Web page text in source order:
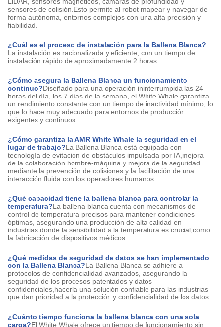
LiDAR, sensores magnéticos, cámaras de profundidad y
sensores de colisión.Esto permite al robot mapear y navegar de
forma autónoma, entornos complejos con una alta precisión y
fiabilidad.
¿Cuál es el proceso de instalación para la Ballena Blanca?
La instalación es racionalizada y eficiente, con un tiempo de
instalación rápido de aproximadamente 2 horas.
¿Cómo asegura la Ballena Blanca un funcionamiento
continuo?Diseñado para una operación ininterrumpida las 24
horas del día, los 7 días de la semana, el White Whale garantiza
un rendimiento constante con un tiempo de inactividad mínimo, lo
que lo hace muy adecuado para entornos de producción
exigentes y continuos.
¿Cómo garantiza la AMR White Whale la seguridad en el
lugar de trabajo?La Ballena Blanca está equipada con
tecnología de evitación de obstáculos impulsada por IA,mejora
de la colaboración hombre-máquina y mejora de la seguridad
mediante la prevención de colisiones y la facilitación de una
interacción fluida con los operadores humanos.
¿Qué capacidad tiene la ballena blanca para controlar la
temperatura?La ballena blanca cuenta con mecanismos de
control de temperatura precisos para mantener condiciones
óptimas, asegurando una producción de alta calidad en
industrias donde la sensibilidad a la temperatura es crucial,como
la fabricación de dispositivos médicos.
¿Qué medidas de seguridad de datos se han implementado
con la Ballena Blanca?La Ballena Blanca se adhiere a
protocolos de confidencialidad avanzados, asegurando la
seguridad de los procesos patentados y datos
confidenciales,hacerla una solución confiable para las industrias
que dan prioridad a la protección y confidencialidad de los datos.
¿Cuánto tiempo funciona la ballena blanca con una sola
carga?El White Whale ofrece un tiempo de funcionamiento sin